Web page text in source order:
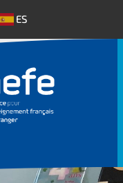
ES